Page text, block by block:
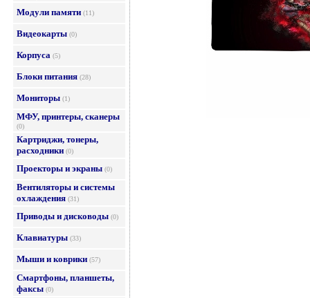
Модули памяти (11)
Видеокарты (0)
Корпуса (5)
Блоки питания (28)
Мониторы (1)
МФУ, принтеры, сканеры
(0)
Картриджи, тонеры,
расходники (0)
Проекторы и экраны (0)
Вентиляторы и системы
охлаждения (31)
Приводы и дисководы (0)
Клавиатуры (33)
Мыши и коврики (57)
Смартфоны, планшеты,
факсы (0)